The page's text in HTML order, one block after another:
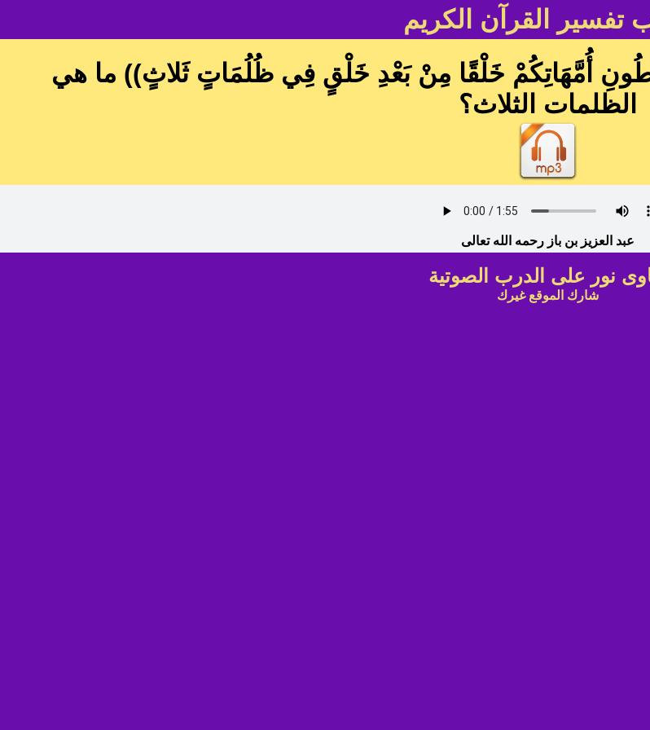
تفسير القرآن الكريم
أُمَّهَاتِكُمْ خَلْقًا مِنْ بَعْدِ خَلْقٍ فِي ظُلُمَاتٍ ثَلاثٍ)) ما هي
الظلمات الثلاث؟
عبد العزيز بن باز رحمه الله تعالى
نور على الدرب الصوتية
شارك الموقع غيرك